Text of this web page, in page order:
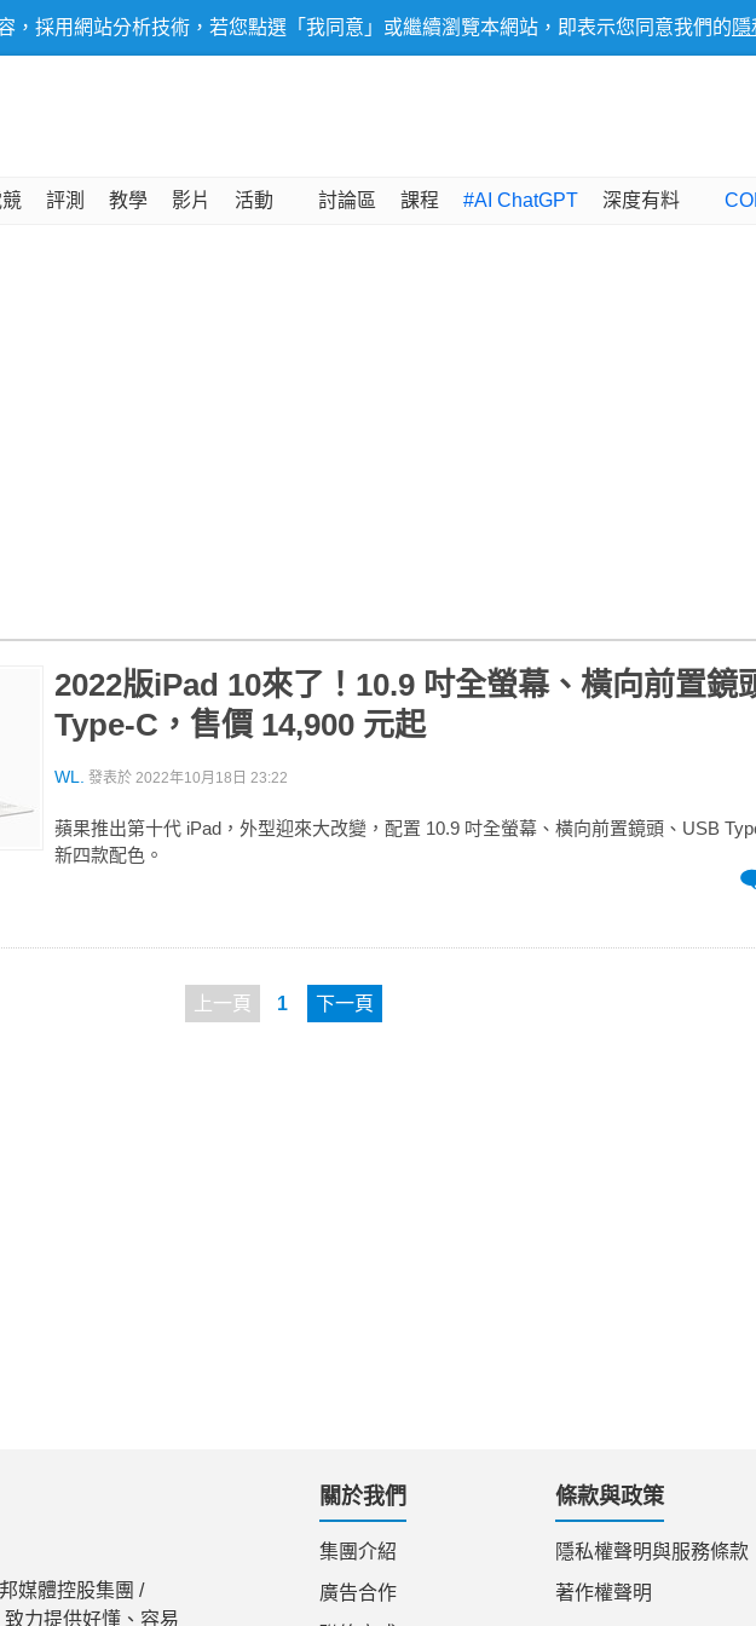
，採用網站分析技術，若您點選「我同意」或繼續瀏覽本網站，即表示您同意我們的
評測 教學 影片 活動 討論區 課程 #AI ChatGPT 深度有料
2022版iPad 10來了！10.9 吋全螢幕、橫向前置鏡
Type-C，售價 14,900 元起
WL. 發表於 2022年10月18日 23:22
蘋果推出第十代 iPad，外型迎來大改變，配置 10.9 吋全螢幕、橫向前置鏡頭、USB
新四款配色。
上一頁 1 下一頁
媒體控股集團 /
力提供好懂、容易
關於我們
集團介紹
廣告合作
條款與政策
隱私權聲明與服務條款
著作權聲明